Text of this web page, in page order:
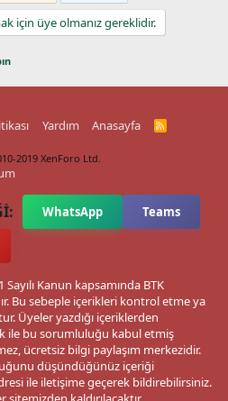
için üye olmanız gereklidir.
Yardım Anasayfa
R
2019 XenForo Ltd.
WhatsApp Teams
Kanun kapsamında BTK
Bu sebeple içerikleri kontrol etme ya
Üyeler yazdığı içeriklerden
ile bu sorumluluğu kabul etmiş
ücretsiz bilgi paylaşım merkezidir.
düşündüğünüz içeriği
ile iletişime geçerek bildirebilirsiniz.